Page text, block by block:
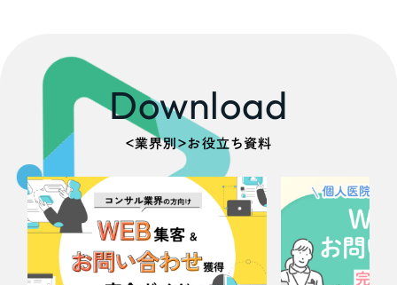
Download
＜業界別＞お役立ち資料